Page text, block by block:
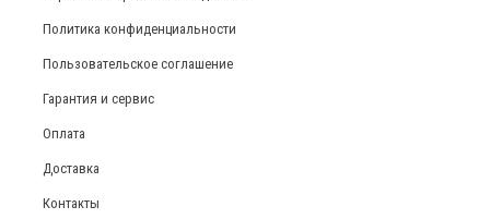
Политика конфиденциальности
Пользовательское соглашение
Гарантия и сервис
Оплата
Доставка
Контакты